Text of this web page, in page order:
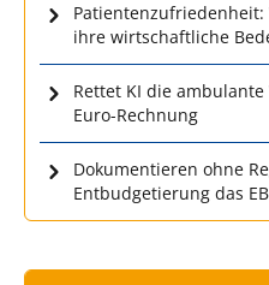
Patientenzufriedenheit:
ihre wirtschaftliche
Rettet KI die ambulante
Euro-Rechnung
Dokumentieren ohne
Entbudgetierung das